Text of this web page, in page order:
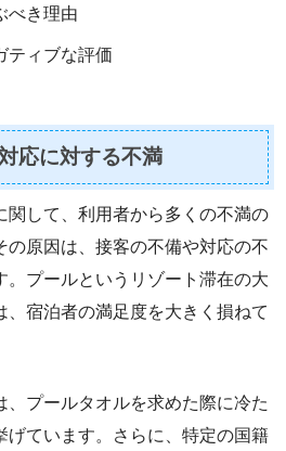
べき理由
ティブな評価
応に対する不満
関して、利用者から多くの不満の
の原因は、接客の不備や対応の不
。プールというリゾート滞在の大
、宿泊者の満足度を大きく損ねて
、プールタオルを求めた際に冷た
げています。さらに、特定の国籍